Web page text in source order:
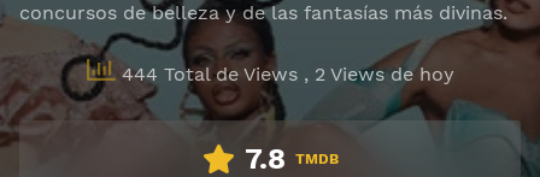
concursos de belleza y de las fantasías más divinas.
444 Total de Views , 2 Views de hoy
7.8 TMDB